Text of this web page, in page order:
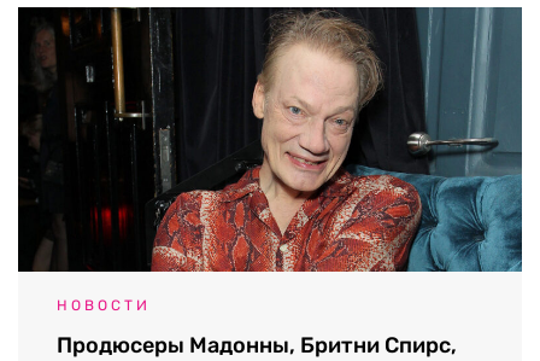
НОВОСТИ
Продюсеры Мадонны, Бритни Спирс,